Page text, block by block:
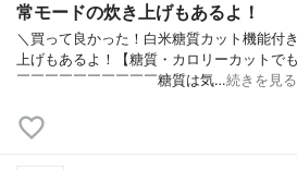
常モードの炊き上げもあるよ！
＼買って良かった！白米糖質カット機能付
上げもあるよ！⁡【糖質・カロリーカットで
￣￣￣￣￣￣￣￣￣￣⁡糖質は気…続きを見る